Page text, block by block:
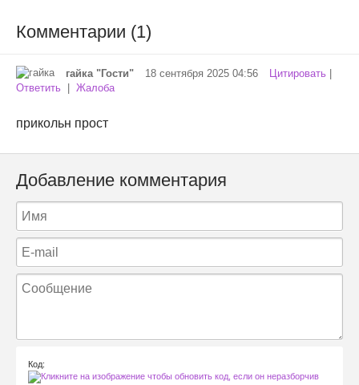
Комментарии (1)
гайка "Гости" 18 сентября 2025 04:56 Цитировать |
Ответить | Жалоба
прикольн прост
Добавление комментария
Код: